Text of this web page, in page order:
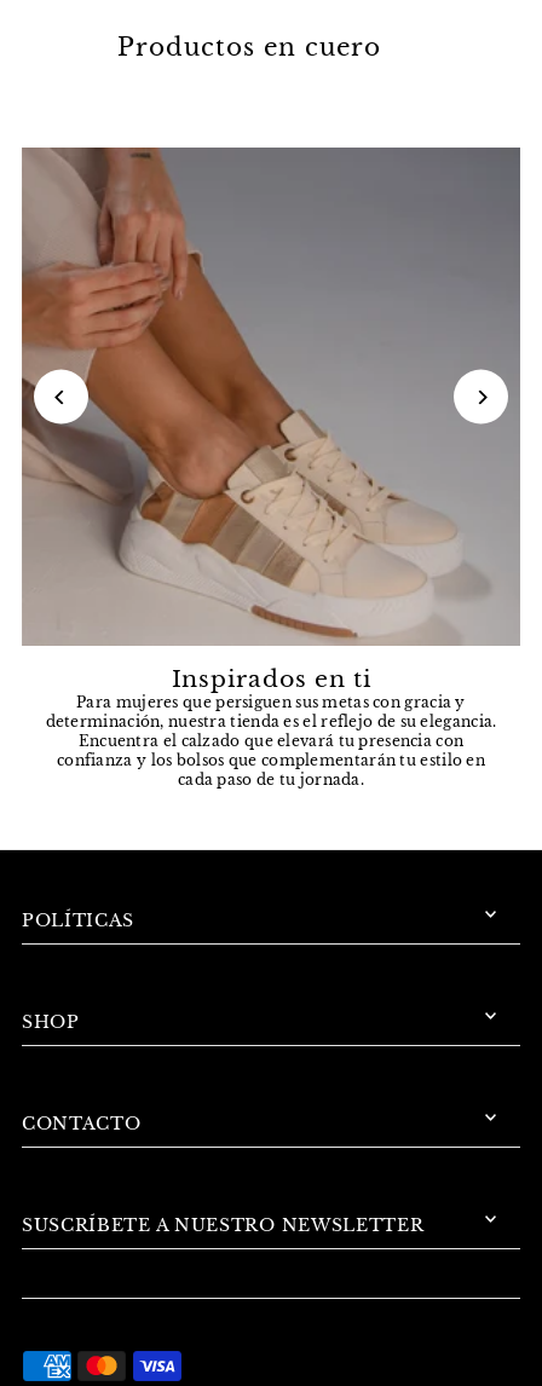
Productos en cuero
Inspirados en ti
Para mujeres que persiguen sus metas con gracia y
determinación, nuestra tienda es el reflejo de su elegancia.
Encuentra el calzado que elevará tu presencia con
confianza y los bolsos que complementarán tu estilo en
cada paso de tu jornada.
POLÍTICAS
SHOP
CONTACTO
SUSCRÍBETE A NUESTRO NEWSLETTER